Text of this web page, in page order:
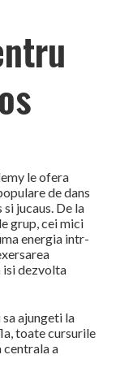
le ofera
de dans
jucaus. De la
grup, cei mici
energia intr-
isi dezvolta
ajungeti la
toate cursurile
centrala a